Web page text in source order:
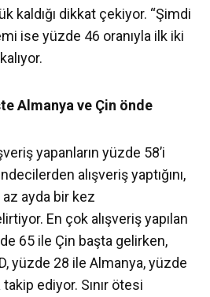
kaldığı dikkat çekiyor. “Şimdi
ise yüzde 46 oranıyla ilk iki
Almanya ve Çin önde
yapanların yüzde 58’i
alışveriş yaptığını,
ayda bir kez
En çok alışveriş yapılan
65 ile Çin başta gelirken,
yüzde 28 ile Almanya, yüzde
ediyor. Sınır ötesi